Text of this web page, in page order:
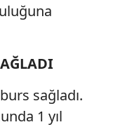
alan panel
detaylı bilgi
uyarınca
ve sitemizde
sağladı.
1 yıl